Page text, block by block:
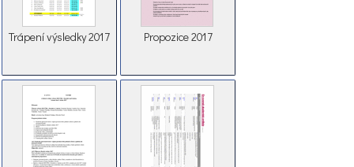
Trápení výsledky 2017 Propozice 2017